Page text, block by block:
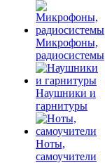
Микрофоны,
радиосистемы
Наушники и
гарнитуры
Ноты,
самоучители